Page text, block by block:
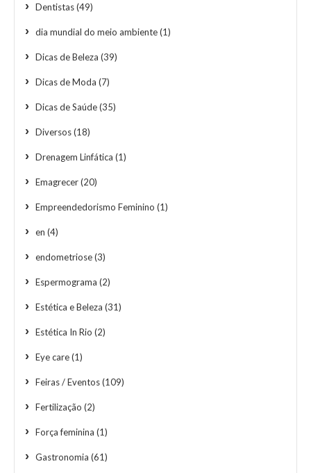
Dentistas(49)
dia mundial do meio ambiente(1)
Dicas de Beleza (39)
Dicas de Moda (7)
Dicas de Saúde(35)
Diversos(18)
Drenagem Linfática (1)
Emagrecer(20)
Empreendedorismo Feminino (1)
en (4)
endometriose(3)
Espermograma (2)
Estética e Beleza (31)
Estética In Rio (2)
Eye care(1)
Feiras / Eventos(109)
Fertilização (2)
Força feminina (1)
Gastronomia (61)